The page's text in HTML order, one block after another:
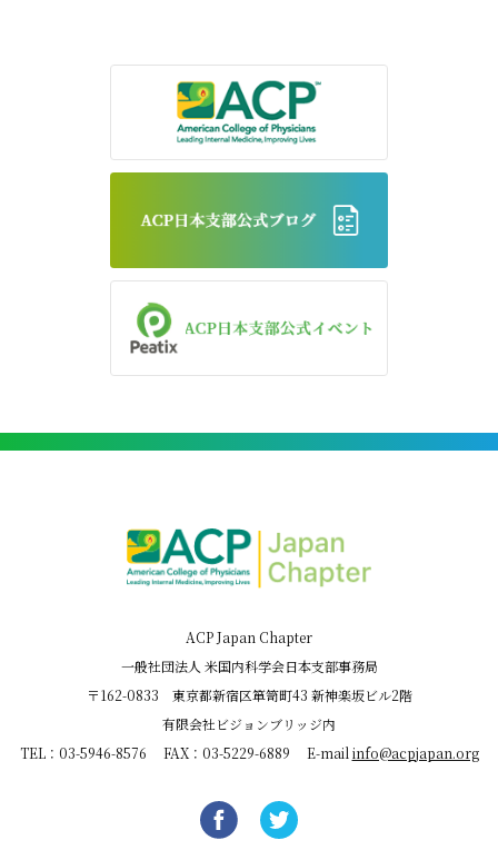
ACP Japan Chapter
一般社団法人 米国内科学会日本支部事務局
〒162-0833 東京都新宿区箪笥町43 新神楽坂ビル2階
有限会社ビジョンブリッジ内
TEL：03-5946-8576 FAX：03-5229-6889 E-mail info@acpjapan.org